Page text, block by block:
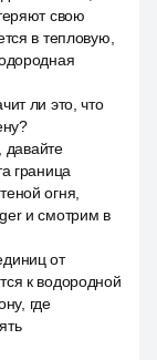
свою
в тепловую,
ли это, что
давайте
граница
огня,
и смотрим в
от
к водородной
где